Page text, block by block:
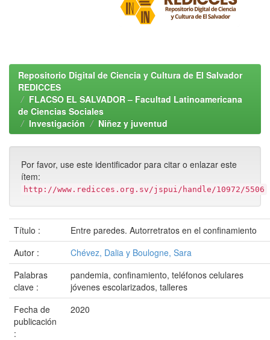
Repositorio Digital de Ciencia y Cultura de El Salvador
REDICCES
FLACSO EL SALVADOR – Facultad Latinoamericana
de Ciencias Sociales
Investigación
Niñez y juventud
Por favor, use este identificador para citar o enlazar este
ítem:
http://www.redicces.org.sv/jspui/handle/10972/5506
Título :
Entre paredes. Autorretratos en el confinamiento
Autor :
Chévez, Dalia y Boulogne, Sara
Palabras
clave :
pandemia, confinamiento, teléfonos celulares
jóvenes escolarizados, talleres
Fecha de
publicación
:
2020